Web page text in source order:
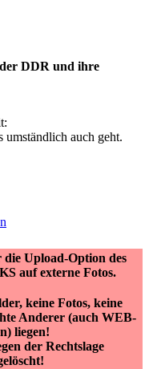
DDR und ihre
umständlich auch geht.
Upload-Option des
auf externe Fotos.
keine Fotos, keine
Anderer (auch WEB-
liegen!
der Rechtslage